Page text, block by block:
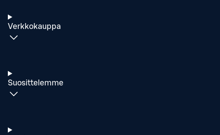
Verkkokauppa
Suosittelemme